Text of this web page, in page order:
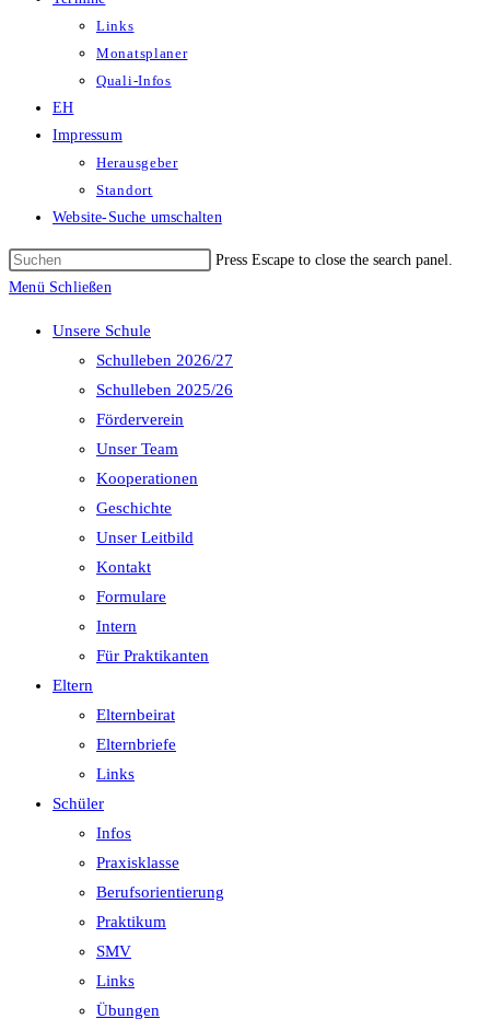
Links
Monatsplaner
Quali-Infos
EH
Impressum
Herausgeber
Standort
Website-Suche umschalten
Press Escape to close the search panel.
Menü Schließen
Unsere Schule
Schulleben 2026/27
Schulleben 2025/26
Förderverein
Unser Team
Kooperationen
Geschichte
Unser Leitbild
Kontakt
Formulare
Intern
Für Praktikanten
Eltern
Elternbeirat
Elternbriefe
Links
Schüler
Infos
Praxisklasse
Berufsorientierung
Praktikum
SMV
Links
Übungen